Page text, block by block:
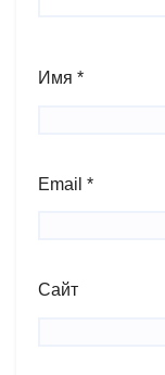
Имя *
Email *
Сайт